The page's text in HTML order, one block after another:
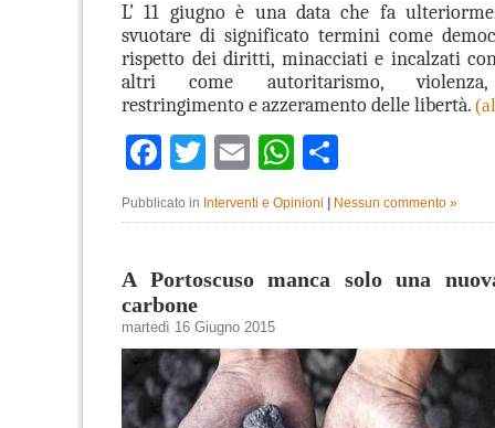
L’ 11 giugno è una data che fa
svuotare di significato termini come
rispetto dei diritti, minacciati e incalzati
altri come autoritarismo, violenza,
restringimento e azzeramento delle libertà.
Facebook
TwitterEmailWhatsApp
Pubblicato in Interventi e Opinioni Nessun commento »
A Portoscuso manca solo una
carbone
martedì 16 Giugno 2015